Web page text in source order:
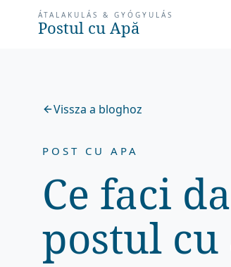
ÁTALAKULÁS & GYÓGYULÁS
Postul cu Apă
Vissza a bloghoz
POST CU APA
Ce faci
postul cu